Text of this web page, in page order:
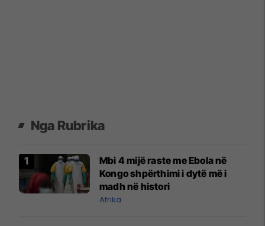
Nga Rubrika
Mbi 4 mijë raste me Ebola në
Kongo shpërthimi i dytë më i
madh në histori
Afrika